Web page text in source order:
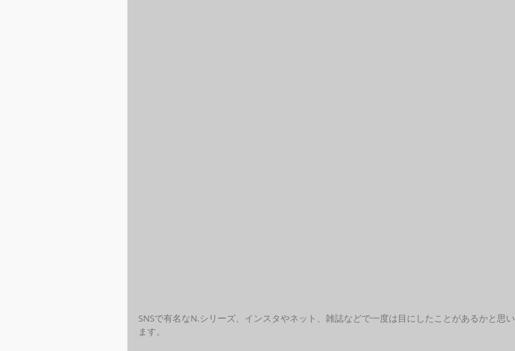
SNSで有名なN.シリーズ、インスタやネット、雑誌などで一度は目にしたことがあるかと思い
ます。